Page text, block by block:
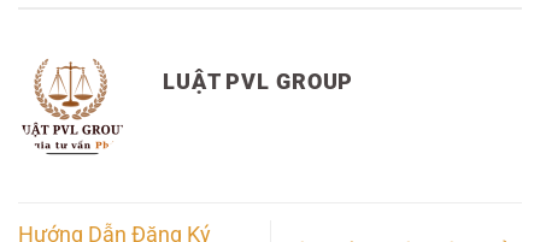
LUẬT PVL GROUP
Hướng Dẫn Đăng Ký